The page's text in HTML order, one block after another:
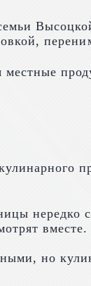
нередко
но